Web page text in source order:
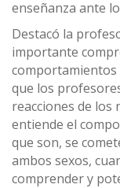
enseñanza ante
Destacó la
importante
comportamientos
que los
reacciones de los
entiende el
que son, se
ambos sexos,
comprender y